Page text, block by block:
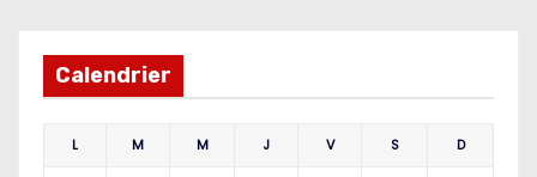
Calendrier
L M M J V S D